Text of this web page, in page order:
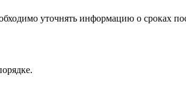
уточнять информацию о сроках